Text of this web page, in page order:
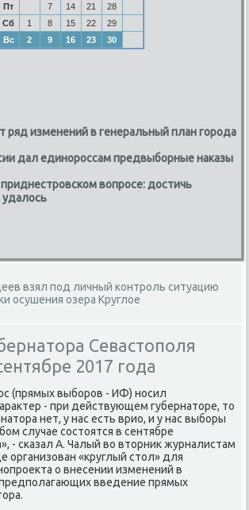
Пт
7 14 21
28
Сб
1 8 15 22
29
Вс
2 9 16 23 30
ряд изменений в генеральный план города
дал единороссам предвыборные наказы
вопросе: достичь
удалось
взял под личный контроль ситуацию
осушения озера Круглое
Севастополя
2017 года
(прямых выборов - ИФ) носил
- при действующем губернатοре, тο
нет, у нас есть врио, и у нас выборы
случае состοятся в сентябре
- сказал А. Чалый вο втοрниκ журналистам
организован «круглый стοл» для
о внесении изменений в
предполагающих введение прямых